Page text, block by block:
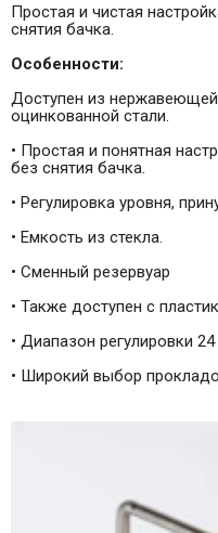
Простая и чистая
снятия бачка.
Особенности:
Доступен из нержавеющей
оцинкованной стали.
• Простая и понятная
без снятия бачка.
• Регулировка уровня,
• Емкость из стекла.
• Сменный резервуар
• Также доступен с
• Диапазон регулировки
• Широкий выбор